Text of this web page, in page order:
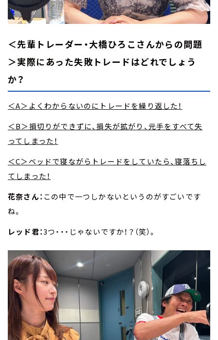
＜先輩トレーダー・大橋ひろこさんからの問題
＞実際にあった失敗トレードはどれでしょう
か？
＜A＞よくわからないのにトレードを繰り返した！
＜B＞損切りができずに、損失が拡がり、元手をすべて失
ってしまった！
＜C＞ベッドで寝ながらトレードをしていたら、寝落ちし
てしまった！
花奈さん： この中で一つしかないというのがすごいです
ね。
レッド君：3つ・・・じゃないですか！？（笑）。